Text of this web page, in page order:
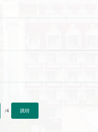
/4 跳转